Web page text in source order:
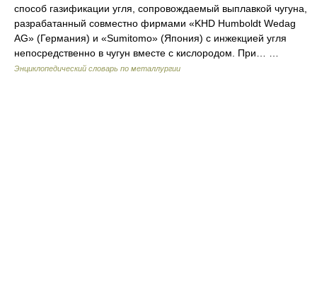
способ газификации угля, сопровождаемый выплавкой чугуна,
разрабатанный совместно фирмами «KHD Humboldt Wedag
AG» (Германия) и «Sumitomo» (Япония) с инжекцией угля
непосредственно в чугун вместе с кислородом. При… …
Энциклопедический словарь по металлургии